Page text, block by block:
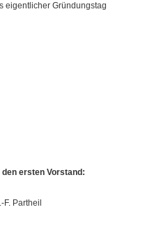
eigentlicher Gründungstag
ersten Vorstand:
Partheil